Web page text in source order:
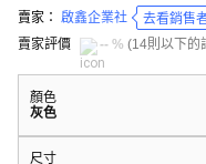
賣家： 啟鑫企業社
去看銷售
賣家評價
-- % (14則以下的
顏色
灰色
尺寸